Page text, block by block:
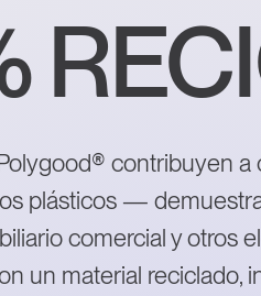
contribuyen
plásticos —
comercial y otros
un material reciclado,